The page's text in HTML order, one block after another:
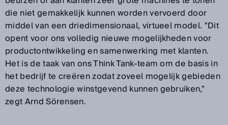
die niet gemakkelijk kunnen worden vervoerd door
middel van een driedimensionaal, virtueel model. "Dit
opent voor ons volledig nieuwe mogelijkheden voor
productontwikkeling en samenwerking met klanten.
Het is de taak van ons Think Tank-team om de basis in
het bedrijf te creëren zodat zoveel mogelijk gebieden
deze technologie winstgevend kunnen gebruiken,"
zegt Arnd Sörensen.